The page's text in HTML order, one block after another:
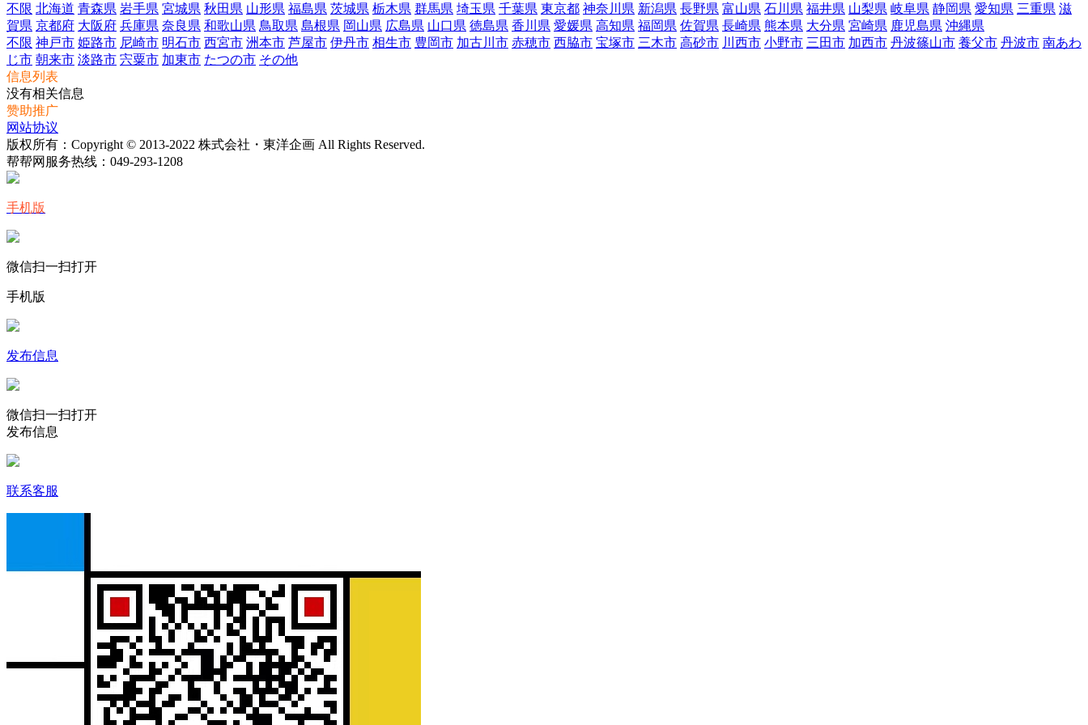
不限 北海道 青森県 岩手県 宮城県 秋田県 山形県 福島県 茨城県 栃木県 群馬県 埼玉県 千葉県 東京都 神奈川県 新潟県 長野県 富山県 石川県 福井県 山梨県 岐阜県 静岡県 愛知県 三重県 滋
賀県 京都府 大阪府 兵庫県 奈良県 和歌山県 鳥取県 島根県 岡山県 広島県 山口県 徳島県 香川県 愛媛県 高知県 福岡県 佐賀県 長崎県 熊本県 大分県 宮崎県 鹿児島県 沖縄県
不限 神戸市 姫路市 尼崎市 明石市 西宮市 洲本市 芦屋市 伊丹市 相生市 豊岡市 加古川市 赤穂市 西脇市 宝塚市 三木市 高砂市 川西市 小野市 三田市 加西市 丹波篠山市 養父市 丹波市 南あわ
じ市 朝来市 淡路市 宍粟市 加東市 たつの市 その他
信息列表
没有相关信息
赞助推广
网站协议
版权所有：Copyright © 2013-2022 株式会社・東洋企画 All Rights Reserved.
帮帮网服务热线： 049-293-1208
手机版
微信扫一扫打开
手机版
发布信息
微信扫一扫打开
发布信息
联系客服